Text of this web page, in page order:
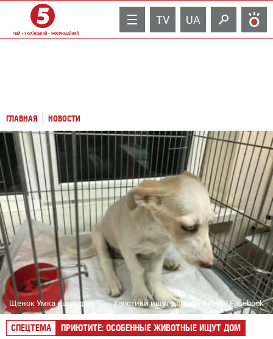
TV UA
ГЛАВНАЯ НОВОСТИ
Щенок Умка ищет дом Хвостики ищут дом УКРАИНА / Facebook
СПЕЦТЕМА ПРИЮТИТЕ: ОСОБЕННЫЕ ЖИВОТНЫЕ ИЩУТ ДОМ